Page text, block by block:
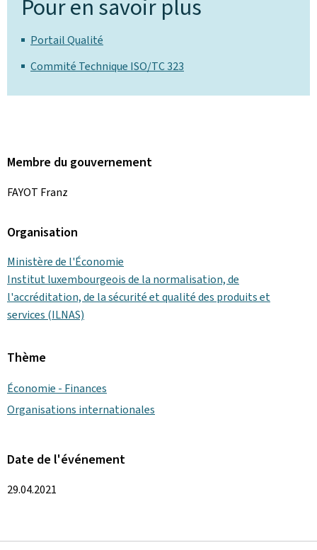
Pour en savoir plus
Portail Qualité
Commité Technique ISO/TC 323
Membre du gouvernement
FAYOT Franz
Organisation
Ministère de l'Économie
Institut luxembourgeois de la normalisation, de
l'accréditation, de la sécurité et qualité des produits et
services (ILNAS)
Thème
Économie - Finances
Organisations internationales
Date de l'événement
29.04.2021